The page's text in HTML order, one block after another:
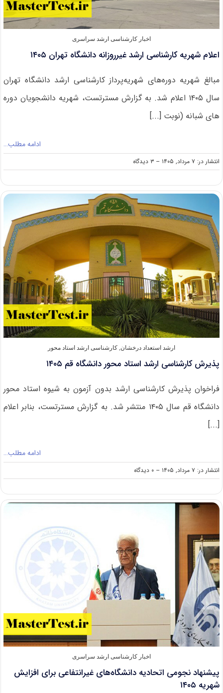
اخبار کارشناسی ارشد سراسری
اعلام شهریه کارشناسی ارشد غیرروزانه دانشگاه تهران ۱۴۰۵
مبالغ شهریه دوره‌های شهریه‌پرداز کارشناسی ارشد دانشگاه تهران
سال ۱۴۰۵ اعلام شد. به گزارش مسترتست، شهریه دانشجویان دوره
های شبانه (نوبت [...]
ادامه مطلب…
انتشار در: ۷ مرداد, ۱۴۰۵ -- ۳ دیدگاه
on
اعلام
کارشناسی
ارشد
غیرروزانه
دانشگاه
تهران
۱۴۰۵
ارشد استعداد درخشان, کارشناسی ارشد استاد محور
پذیرش کارشناسی ارشد استاد محور دانشگاه قم ۱۴۰۵
فراخوان پذیرش کارشناسی ارشد بدون آزمون به شیوه استاد محور
دانشگاه قم سال ۱۴۰۵ منتشر شد. به گزارش مسترتست، بنابر اعلام
[...]
ادامه مطلب…
انتشار در: ۷ مرداد, ۱۴۰۵ -- ۰ دیدگاه
on
پذیرش
ارشد
قم
۱۴۰۵
اخبار کارشناسی ارشد سراسری
پیشنهاد نجومی اتحادیه دانشگاه‌های غیرانتفاعی برای افزایش
شهریه ۱۴۰۵